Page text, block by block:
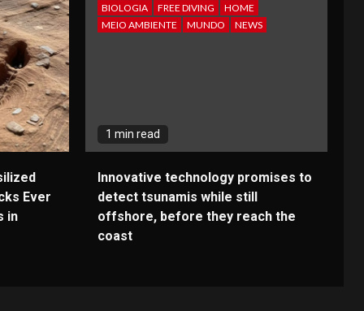
Ever
in
BIOLOGIA
FREE DIVING
HOME
MEIO AMBIENTE
MUNDO NEWS
1 min read
Innovative technology promises to
detect tsunamis while still
offshore, before they reach the
coast